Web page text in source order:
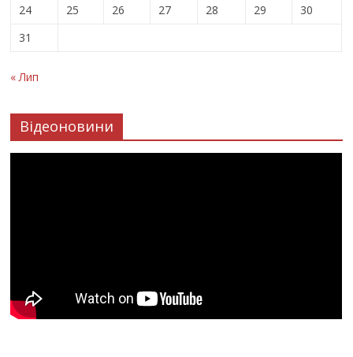
24
25 26 27 28 29
30
31
« Лип
Відеоновини